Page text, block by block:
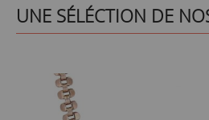
UNE SÉLÉCTION DE